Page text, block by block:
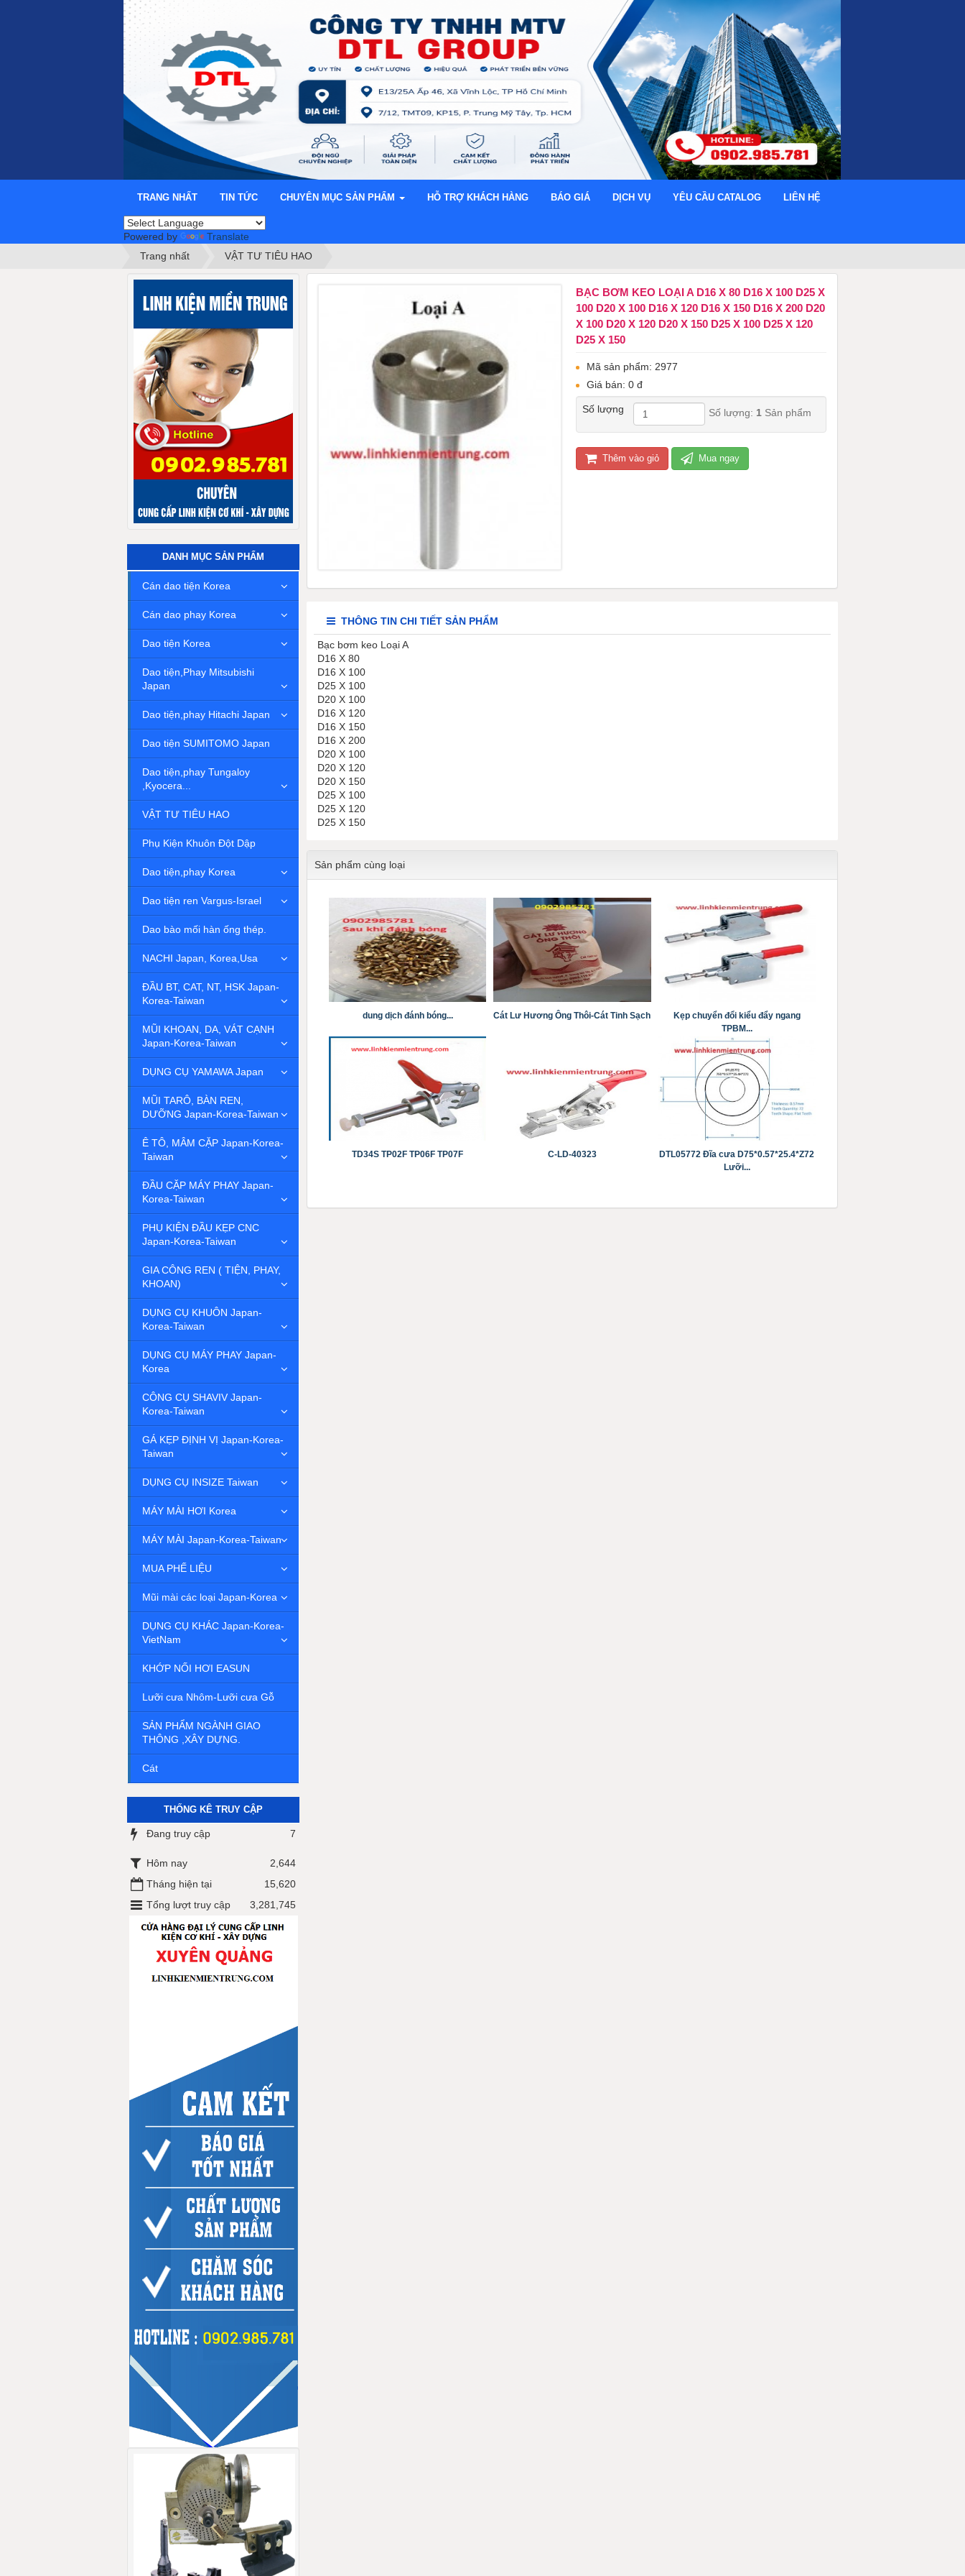
TRANG NHẤT TIN TỨC CHUYÊN MỤC SẢN PHẨM HỖ TRỢ KHÁCH HÀNG BÁO GIÁ DỊCH VỤ YÊU CẦU CATALOG LIÊN HỆ
Powered by
Translate
Trang nhất
VẬT TƯ TIÊU HAO
BẠC BƠM KEO LOẠI A D16 X 80 D16 X 100 D25 X
100 ​​​​​​​D20 X 100 D16 X 120 D16 X 150 D16 X 200 D20
X 100 D20 X 120 D20 X 150 D25 X 100 D25 X 120
D25 X 150
Mã sản phẩm: 2977
Giá bán: 0 đ
Số lượng Số lượng: 1 Sản phẩm
Thêm vào giỏ Mua ngay
THÔNG TIN CHI TIẾT SẢN PHẨM
Bạc bơm keo Loại A
D16 X 80
D16 X 100
D25 X 100
D20 X 100
D16 X 120
D16 X 150
D16 X 200
D20 X 100
D20 X 120
D20 X 150
D25 X 100
D25 X 120
D25 X 150
Sản phẩm cùng loại
dung dịch đánh bóng... Cát Lư Hương Ông Thôi-Cát Tinh Sạch
Kẹp chuyển đổi kiểu đẩy ngang
TPBM...
TD34S TP02F TP06F TP07F C-LD-40323
DTL05772 Đĩa cưa D75*0.57*25.4*Z72
Lưỡi...
DANH MỤC SẢN PHẨM
Cán dao tiện Korea
Cán dao phay Korea
Dao tiện Korea
Dao tiện,Phay Mitsubishi
Japan
Dao tiện,phay Hitachi Japan
Dao tiện SUMITOMO Japan
Dao tiện,phay Tungaloy
,Kyocera...
VẬT TƯ TIÊU HAO
Phụ Kiện Khuôn Đột Dập
Dao tiện,phay Korea
Dao tiện ren Vargus-Israel
Dao bào mối hàn ống thép.
NACHI Japan, Korea,Usa
ĐẦU BT, CAT, NT, HSK Japan-
Korea-Taiwan
MŨI KHOAN, DA, VÁT CẠNH
Japan-Korea-Taiwan
DỤNG CỤ YAMAWA Japan
MŨI TARÔ, BÀN REN,
DƯỠNG Japan-Korea-Taiwan
Ê TÔ, MÂM CẶP Japan-Korea-
Taiwan
ĐẦU CẶP MÁY PHAY Japan-
Korea-Taiwan
PHỤ KIỆN ĐẦU KẸP CNC
Japan-Korea-Taiwan
GIA CÔNG REN ( TIỆN, PHAY,
KHOAN)
DỤNG CỤ KHUÔN Japan-
Korea-Taiwan
DỤNG CỤ MÁY PHAY Japan-
Korea
CÔNG CỤ SHAVIV Japan-
Korea-Taiwan
GÁ KẸP ĐỊNH VỊ Japan-Korea-
Taiwan
DỤNG CỤ INSIZE Taiwan
MÁY MÀI HƠI Korea
MÁY MÀI Japan-Korea-Taiwan
MUA PHẾ LIỆU
Mũi mài các loại Japan-Korea
DỤNG CỤ KHÁC Japan-Korea-
VietNam
KHỚP NỐI HƠI EASUN
Lưỡi cưa Nhôm-Lưỡi cưa Gỗ
SẢN PHẨM NGÀNH GIAO
THÔNG ,XÂY DỰNG.
Cát
THỐNG KÊ TRUY CẬP
Đang truy cập 7
Hôm nay
2,644
Tháng hiện tại
15,620
Tổng lượt truy cập
3,281,745